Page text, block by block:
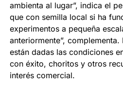
ambienta al lugar”, indica el
que con semilla local si ha
experimentos a pequeña
anteriormente”,
están dadas las condiciones
con éxito, choritos y otros
interés comercial.